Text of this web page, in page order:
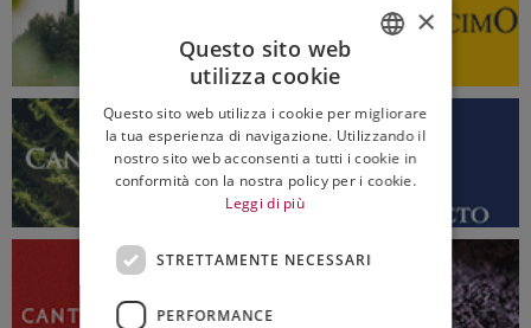
ENGLISH
×
Questo sito web
utilizza cookie
Questo sito web utilizza i cookie per migliorare
la tua esperienza di navigazione. Utilizzando il
nostro sito web acconsenti a tutti i cookie in
conformità con la nostra policy per i cookie.
Leggi di più
STRETTAMENTE NECESSARI
PERFORMANCE